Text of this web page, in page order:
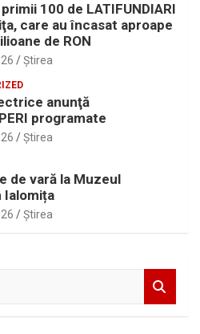
100 de LATIFUNDIARI
care au încasat aproape
de RON
Ştirea
anunţă
programate
Ştirea
de vară la Muzeul
Ialomița
Ştirea